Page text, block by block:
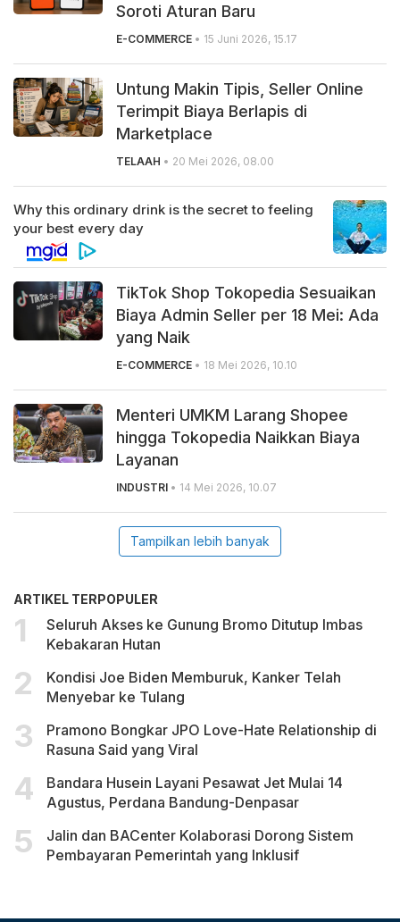
Soroti Aturan Baru
E-COMMERCE • 15 Juni 2026, 15.17
Untung Makin Tipis, Seller Online
Terimpit Biaya Berlapis di
Marketplace
TELAAH • 20 Mei 2026, 08.00
TikTok Shop Tokopedia Sesuaikan
Biaya Admin Seller per 18 Mei: Ada
yang Naik
E-COMMERCE • 18 Mei 2026, 10.10
Menteri UMKM Larang Shopee
hingga Tokopedia Naikkan Biaya
Layanan
INDUSTRI • 14 Mei 2026, 10.07
Tampilkan lebih banyak
ARTIKEL TERPOPULER
Seluruh Akses ke Gunung Bromo Ditutup Imbas
Kebakaran Hutan
Kondisi Joe Biden Memburuk, Kanker Telah
Menyebar ke Tulang
Pramono Bongkar JPO Love-Hate Relationship di
Rasuna Said yang Viral
Bandara Husein Layani Pesawat Jet Mulai 14
Agustus, Perdana Bandung-Denpasar
Jalin dan BACenter Kolaborasi Dorong Sistem
Pembayaran Pemerintah yang Inklusif